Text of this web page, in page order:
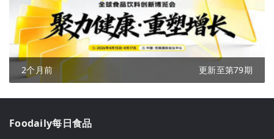
2个月前 更新至第79期
Foodaily每日食品